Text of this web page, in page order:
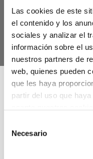
Las cookies de este
el contenido y los
sociales y analizar el
información sobre el
nuestros partners de
web, quienes pueden
que les haya
partir del uso que
Necesario
Àngels